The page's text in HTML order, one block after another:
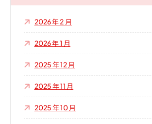
2026 年 2 月
2026 年 1 月
2025 年 12 月
2025 年 11 月
2025 年 10 月